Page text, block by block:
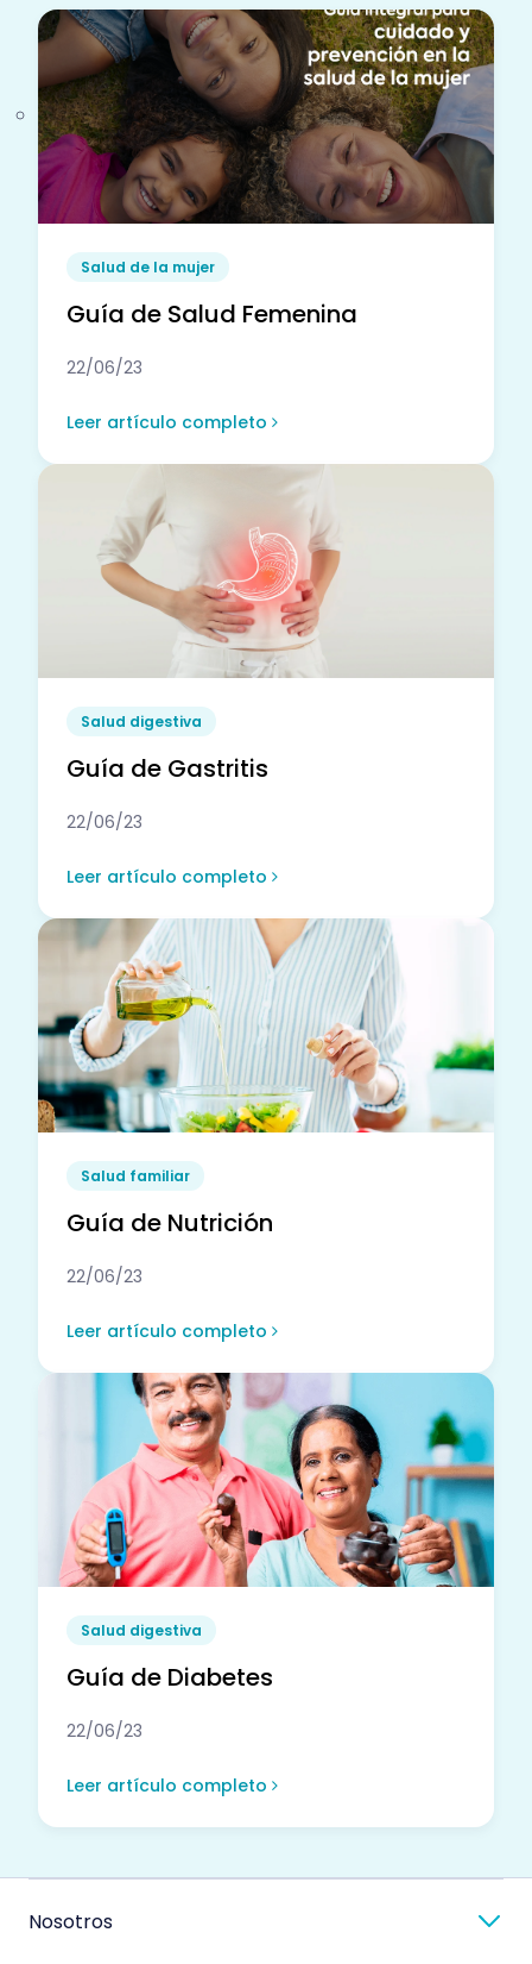
Salud de la mujer
Guía de Salud Femenina
22/06/23
Leer artículo completo
Salud digestiva
Guía de Gastritis
22/06/23
Leer artículo completo
Salud familiar
Guía de Nutrición
22/06/23
Leer artículo completo
Salud digestiva
Guía de Diabetes
22/06/23
Leer artículo completo
Nosotros